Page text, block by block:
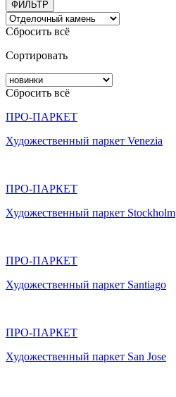
ФИЛЬТР
Сбросить всё
Сортировать
Сбросить всё
ПРО-ПАРКЕТ
Художественный паркет Venezia
ПРО-ПАРКЕТ
Художественный паркет Stockholm
ПРО-ПАРКЕТ
Художественный паркет Santiago
ПРО-ПАРКЕТ
Художественный паркет San Jose